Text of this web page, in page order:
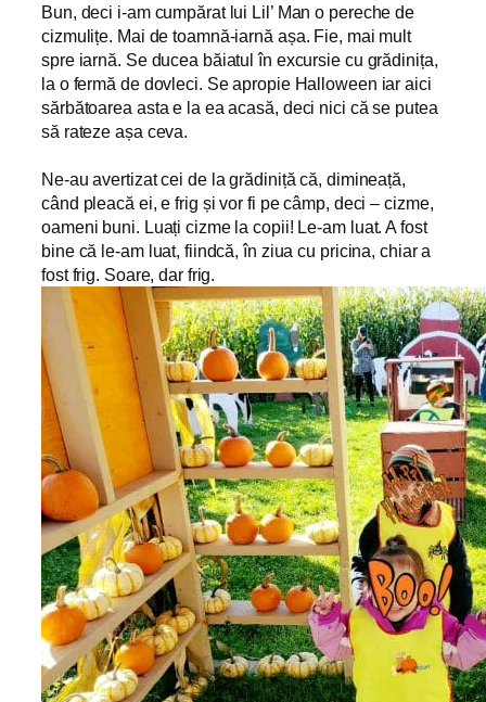
Bun, deci i-am cumpărat lui Lil’ Man o pereche de
cizmulițe. Mai de toamnă-iarnă așa. Fie, mai mult
spre iarnă. Se ducea băiatul în excursie cu grădinița,
la o fermă de dovleci. Se apropie Halloween iar aici
sărbătoarea asta e la ea acasă, deci nici că se putea
să rateze așa ceva.
Ne-au avertizat cei de la grădiniță că, dimineață,
când pleacă ei, e frig și vor fi pe câmp, deci – cizme,
oameni buni. Luați cizme la copii! Le-am luat. A fost
bine că le-am luat, fiindcă, în ziua cu pricina, chiar a
fost frig. Soare, dar frig.